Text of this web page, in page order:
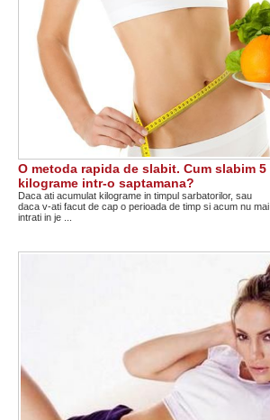
O metoda rapida de slabit. Cum slabim 5
kilograme intr-o saptamana?
Daca ati acumulat kilograme in timpul sarbatorilor, sau
daca v-ati facut de cap o perioada de timp si acum nu mai
intrati in je ...